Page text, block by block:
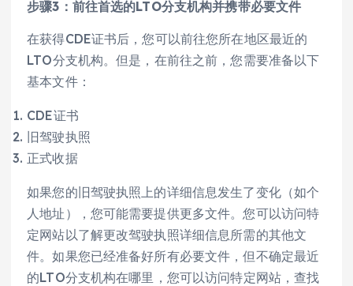
步骤3：前往首选的LTO分支机构并携带必要文件
在获得CDE证书后，您可以前往您所在地区最近的
LTO分支机构。但是，在前往之前，您需要准备以下
基本文件：
CDE证书
旧驾驶执照
正式收据
如果您的旧驾驶执照上的详细信息发生了变化（如个
人地址），您可能需要提供更多文件。您可以访问特
定网站以了解更改驾驶执照详细信息所需的其他文
件。如果您已经准备好所有必要文件，但不确定最近
的LTO分支机构在哪里，您可以访问特定网站，查找